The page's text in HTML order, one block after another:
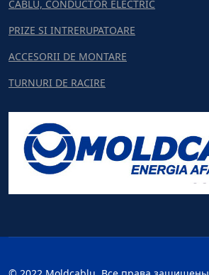
CABLU, CONDUCTOR ELECTRIC
PRIZE SI INTRERUPATOARE
ACCESORII DE MONTARE
TURNURI DE RACIRE